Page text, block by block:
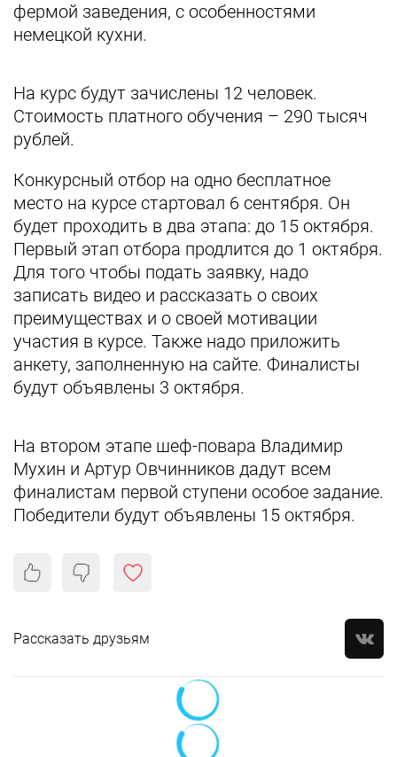
фермой заведения, с особенностями
немецкой кухни.
На курс будут зачислены 12 человек.
Стоимость платного обучения – 290 тысяч
рублей.
Конкурсный отбор на одно бесплатное
место на курсе стартовал 6 сентября. Он
будет проходить в два этапа: до 15 октября.
Первый этап отбора продлится до 1 октября.
Для того чтобы подать заявку, надо
записать видео и рассказать о своих
преимуществах и о своей мотивации
участия в курсе. Также надо приложить
анкету, заполненную на сайте. Финалисты
будут объявлены 3 октября.
На втором этапе шеф-повара Владимир
Мухин и Артур Овчинников дадут всем
финалистам первой ступени особое задание.
Победители будут объявлены 15 октября.
Рассказать друзьям